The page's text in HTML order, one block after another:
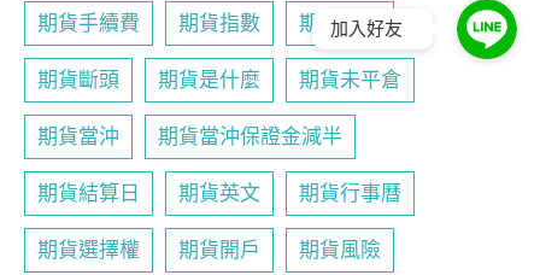
期貨手續費 期貨指數 期貨教學
期貨斷頭 期貨是什麼 期貨未平倉
期貨當沖 期貨當沖保證金減半
期貨結算日 期貨英文 期貨行事曆
期貨選擇權 期貨開戶 期貨風險
加入好友